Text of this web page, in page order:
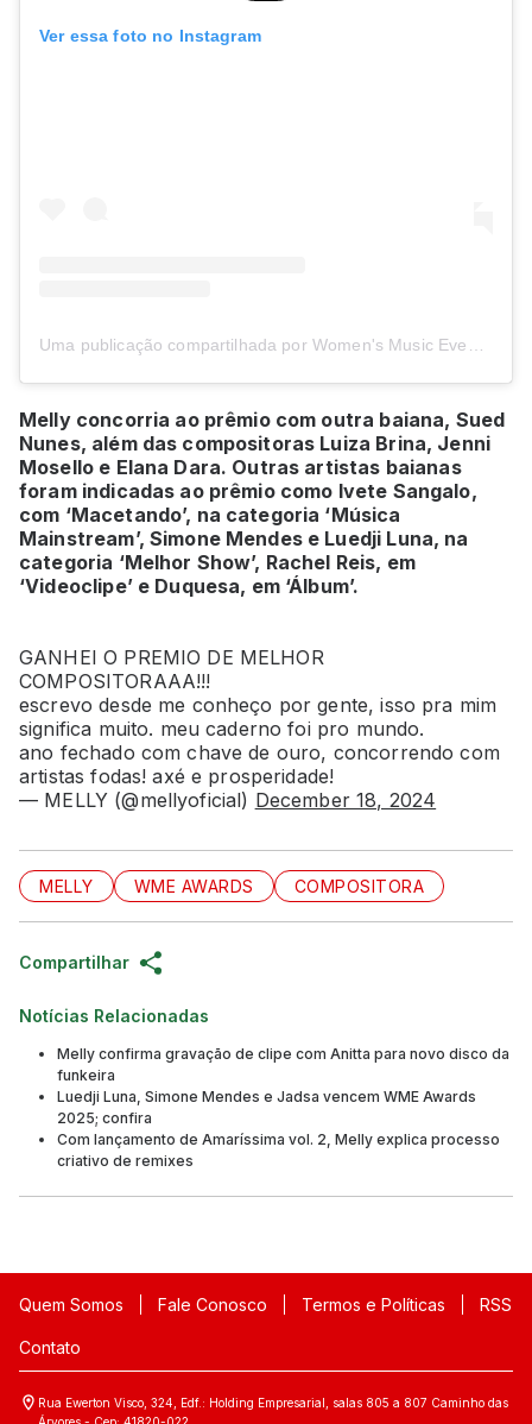
Ver essa foto no Instagram
Uma publicação compartilhada por Women's Music Event (@womensmusicevent)
Melly concorria ao prêmio com outra baiana, Sued
Nunes, além das compositoras Luiza Brina, Jenni
Mosello e Elana Dara. Outras artistas baianas
foram indicadas ao prêmio como Ivete Sangalo,
com ‘Macetando’, na categoria ‘Música
Mainstream’, Simone Mendes e Luedji Luna, na
categoria ‘Melhor Show’, Rachel Reis, em
‘Videoclipe’ e Duquesa, em ‘Álbum’.
GANHEI O PREMIO DE MELHOR
COMPOSITORAAA!!!
escrevo desde me conheço por gente, isso pra mim
significa muito. meu caderno foi pro mundo.
ano fechado com chave de ouro, concorrendo com
artistas fodas! axé e prosperidade!
— MELLY (@mellyoficial) December 18, 2024
MELLY WME AWARDS COMPOSITORA
Compartilhar
Notícias Relacionadas
Melly confirma gravação de clipe com Anitta para novo disco da
funkeira
Luedji Luna, Simone Mendes e Jadsa vencem WME Awards
2025; confira
Com lançamento de Amaríssima vol. 2, Melly explica processo
criativo de remixes
Quem Somos Fale Conosco Termos e Políticas RSS
Contato
Rua Ewerton Visco, 324, Edf.: Holding Empresarial, salas 805 a 807 Caminho das